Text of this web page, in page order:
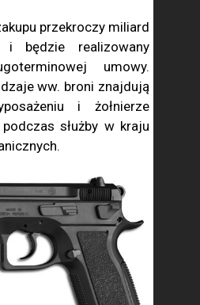
przekroczy miliard
i będzie realizowany
umowy.
ww. broni znajdują
i żołnierze
służby w kraju